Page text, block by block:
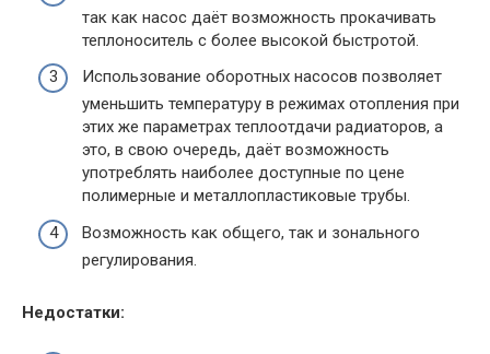
так как насос даёт возможность прокачивать
теплоноситель с более высокой быстротой.
Использование оборотных насосов позволяет
уменьшить температуру в режимах отопления при
этих же параметрах теплоотдачи радиаторов, а
это, в свою очередь, даёт возможность
употреблять наиболее доступные по цене
полимерные и металлопластиковые трубы.
Возможность как общего, так и зонального
регулирования.
Недостатки: